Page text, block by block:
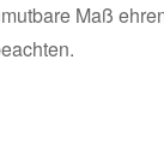
Maß